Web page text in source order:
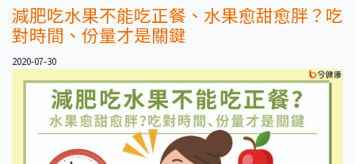
減肥吃水果不能吃正餐、水果愈甜愈胖？吃
對時間、份量才是關鍵
2020-07-30